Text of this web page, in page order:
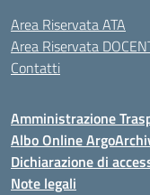
Area Riservata ATA
Area Riservata
Contatti
Amministrazione
Albo Online Argo
Dichiarazione di
Note legali